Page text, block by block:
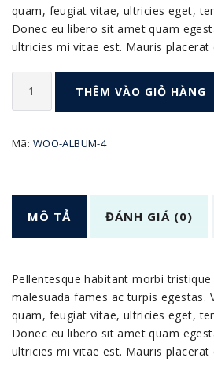
quam, feugiat vitae, ultricies eget,
Donec eu libero sit amet quam
ultricies mi vitae est. Mauris placerat
lượng
THÊM VÀO GIỎ HÀNG
Mã: WOO-ALBUM-4
MÔ TẢ ĐÁNH GIÁ (0)
Pellentesque habitant morbi
malesuada fames ac turpis egestas.
quam, feugiat vitae, ultricies eget,
Donec eu libero sit amet quam
ultricies mi vitae est. Mauris placerat